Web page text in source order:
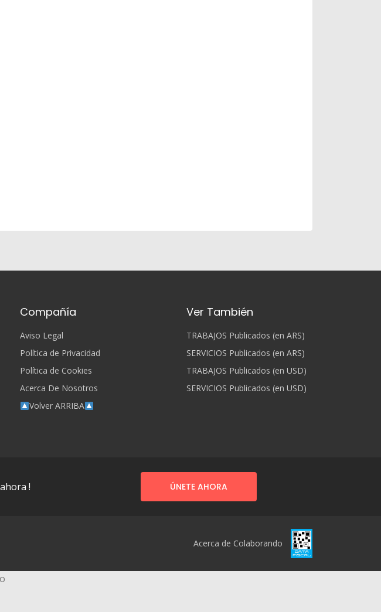
Compañía
Aviso Legal
Política de Privacidad
Política de Cookies
Acerca De Nosotros
Volver ARRIBA
Ver También
TRABAJOS Publicados (en ARS)
SERVICIOS Publicados (en ARS)
TRABAJOS Publicados (en USD)
SERVICIOS Publicados (en USD)
! ÚNETE AHORA
Acerca de Colaborando